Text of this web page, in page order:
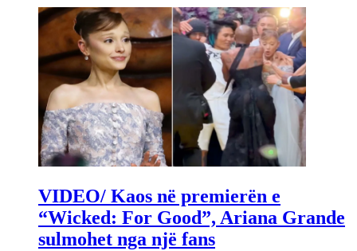
VIDEO/ Kaos në premierën e
“Wicked: For Good”, Ariana Grande
sulmohet nga një fans